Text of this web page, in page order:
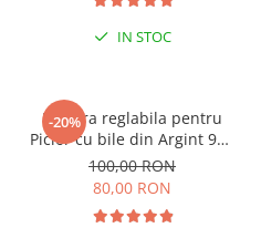
IN STOC
-20%
Bratara reglabila pentru
Picior cu bile din Argint 925
si margele Miyuki rosii
100,00 RON
80,00 RON